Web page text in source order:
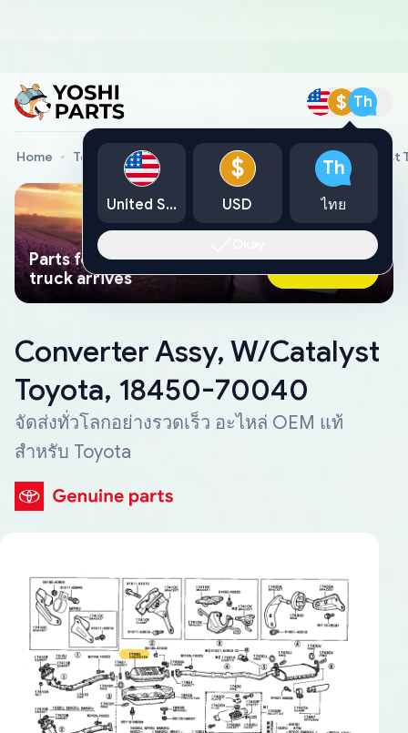
$ Th
Home Toyota Genuine Parts Converter Assy, W/Catalyst
Parts found faster than a tow
truck arrives
Ask AI Now
Converter Assy, W/Catalyst
Toyota, 18450-70040
จัดส่งทั่วโลกอย่างรวดเร็ว อะไหล่ OEM แท้
สำหรับ Toyota
United States
$
USD
Th
ไทย